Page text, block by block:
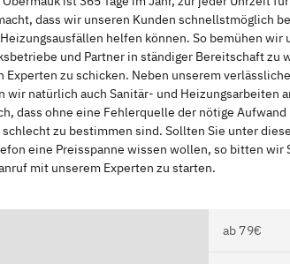
dass wir unseren Kunden schnellstmöglich
helfen können. So bemühen wir
und Partner in ständiger Bereitschaft zu
zu schicken. Neben unserem
wir natürlich auch Sanitär- und Heizungsarbeiten
dass ohne eine Fehlerquelle der nötige Aufwand
zu bestimmen sind. Sollten Sie unter
eine Preisspanne wissen wollen, so bitten wir
mit unserem Experten zu starten.
ab 79€